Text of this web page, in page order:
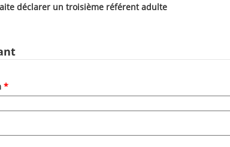
déclarer un troisième référent adulte
*